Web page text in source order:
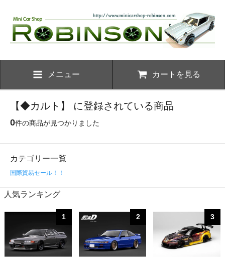
メニュー カートを見る
【◆カルト】 に登録されている商品
0件の商品が見つかりました
カテゴリー一覧
国際貿易セール！！
人気ランキング
1 2 3